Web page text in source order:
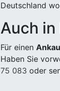
Deutschland
Auch in
Für einen
Haben Sie
75 083 oder